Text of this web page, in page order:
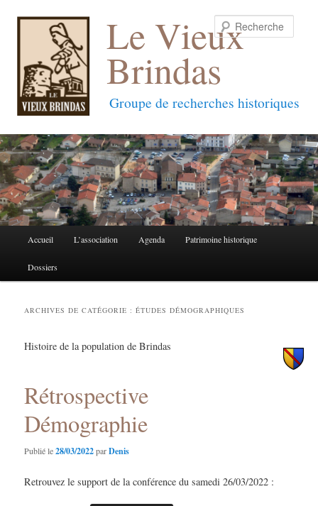
Le Vieux
Brindas
Groupe de recherches historiques
Aller
au
Aller
au
Accueil L’association Agenda Patrimoine historique
Dossiers
ARCHIVES DE CATÉGORIE :ÉTUDES DÉMOGRAPHIQUES
Histoire de la population de Brindas
Rétrospective
Démographie
Publié le28/03/2022parDenis
Retrouvez le support de la conférence du samedi 26/03/2022 :